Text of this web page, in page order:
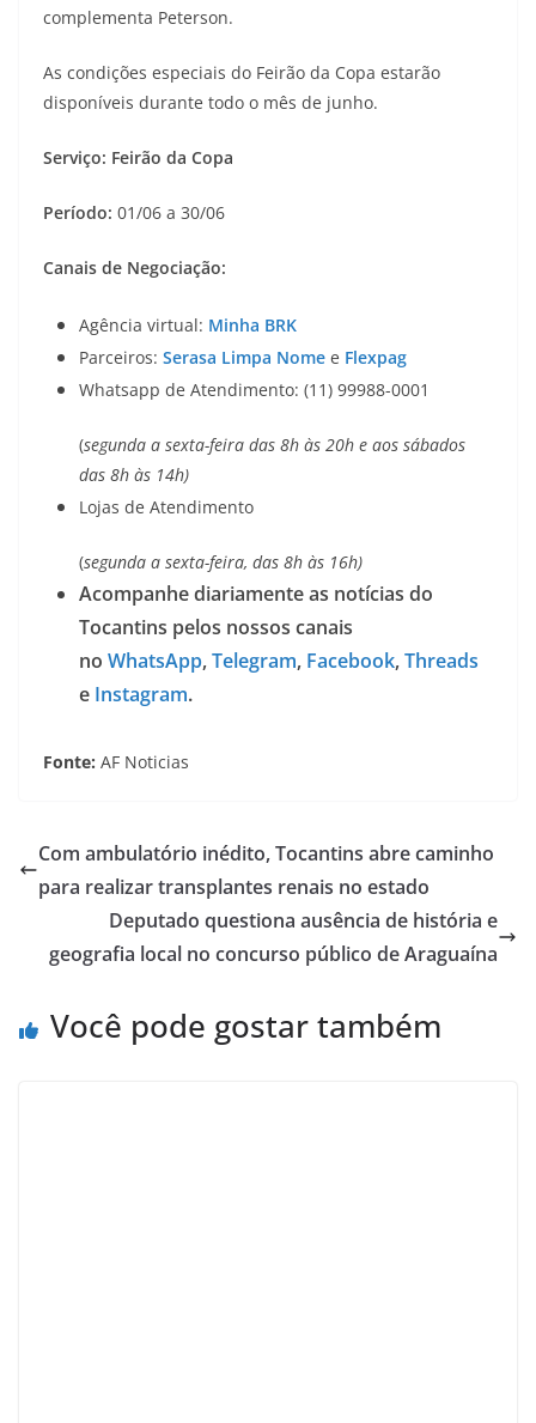
complementa Peterson.
As condições especiais do Feirão da Copa estarão
disponíveis durante todo o mês de junho.
Serviço: Feirão da Copa
Período: 01/06 a 30/06
Canais de Negociação:
Agência virtual: Minha BRK
Parceiros: Serasa Limpa Nome e Flexpag
Whatsapp de Atendimento: (11) 99988-0001
(segunda a sexta-feira das 8h às 20h e aos sábados
das 8h às 14h)
Lojas de Atendimento
(segunda a sexta-feira, das 8h às 16h)
Acompanhe diariamente as notícias do
Tocantins pelos nossos canais
no WhatsApp,Telegram, Facebook,Threads
e Instagram.
Fonte: AF Noticias
Com ambulatório inédito, Tocantins abre caminho
para realizar transplantes renais no estado
Deputado questiona ausência de história e
geografia local no concurso público de Araguaína
Você pode gostar também